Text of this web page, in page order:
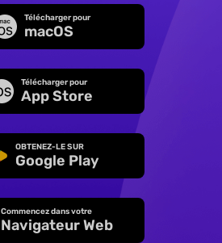
Télécharger pour
macOS
Télécharger pour
App Store
OBTENEZ-LE SUR
Google Play
Commencez dans votre
Navigateur Web